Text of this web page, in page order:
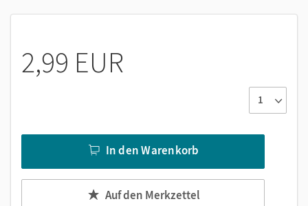
2,99 EUR
In den Warenkorb
Auf den Merkzettel